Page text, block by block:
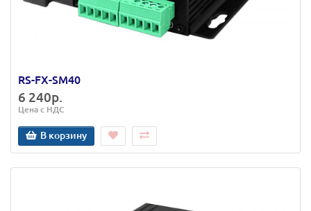
RS-FX-SM40
6 240р.
Цена с НДС
В корзину